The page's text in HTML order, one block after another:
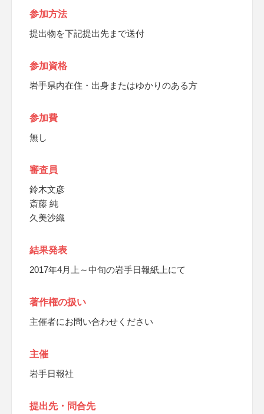
参加方法
提出物を下記提出先まで送付
参加資格
岩手県内在住・出身またはゆかりのある方
参加費
無し
審査員
鈴木文彦
斎藤 純
久美沙織
結果発表
2017年4月上～中旬の岩手日報紙上にて
著作権の扱い
主催者にお問い合わせください
主催
岩手日報社
提出先・問合先